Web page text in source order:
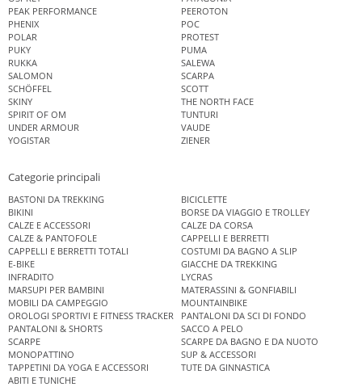
PEAK PERFORMANCE
PEEROTON
PHENIX
POC
POLAR
PROTEST
PUKY
PUMA
RUKKA
SALEWA
SALOMON
SCARPA
SCHÖFFEL
SCOTT
SKINY
THE NORTH FACE
SPIRIT OF OM
TUNTURI
UNDER ARMOUR
VAUDE
YOGISTAR
ZIENER
Categorie principali
BASTONI DA TREKKING
BICICLETTE
BIKINI
BORSE DA VIAGGIO E TROLLEY
CALZE E ACCESSORI
CALZE DA CORSA
CALZE & PANTOFOLE
CAPPELLI E BERRETTI
CAPPELLI E BERRETTI TOTALI
COSTUMI DA BAGNO A SLIP
E-BIKE
GIACCHE DA TREKKING
INFRADITO
LYCRAS
MARSUPI PER BAMBINI
MATERASSINI & GONFIABILI
MOBILI DA CAMPEGGIO
MOUNTAINBIKE
OROLOGI SPORTIVI E FITNESS TRACKER
PANTALONI DA SCI DI FONDO
PANTALONI & SHORTS
SACCO A PELO
SCARPE
SCARPE DA BAGNO E DA NUOTO
MONOPATTINO
SUP & ACCESSORI
TAPPETINI DA YOGA E ACCESSORI
TUTE DA GINNASTICA
ABITI E TUNICHE